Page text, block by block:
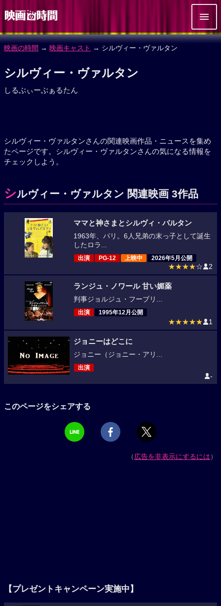
映画の時間 → 映画キャスト → シルヴィー・ヴァルタン
シルヴィー・ヴァルタン
しるぶぃーぶぁるたん
シルヴィー・ヴァルタンさんの関連映画作品・ニュースを集め
たページです。シルヴィー・ヴァルタンさんの気になる情報を
チェックしよう。
シルヴィー・ヴァルタン 関連映画 3作品
ママと神さまとシルヴィ・バルタン
1963年、パリ。6人兄弟の末っ子として誕生
したロラ...
出演 PG-12 上映中 2026年5月公開
★★★★☆ 2
ランジュ・ノワール 甘い媚薬
判事ジョルジュ・フーブリ...
出演 1995年12月公開
★★★★★ 1
ジョニーはどこに
ジョニー（ジョニー・アリ...
出演
-
このページをシェアする
（広告を非表示にするには）
【プレゼントキャンペーン実施中】